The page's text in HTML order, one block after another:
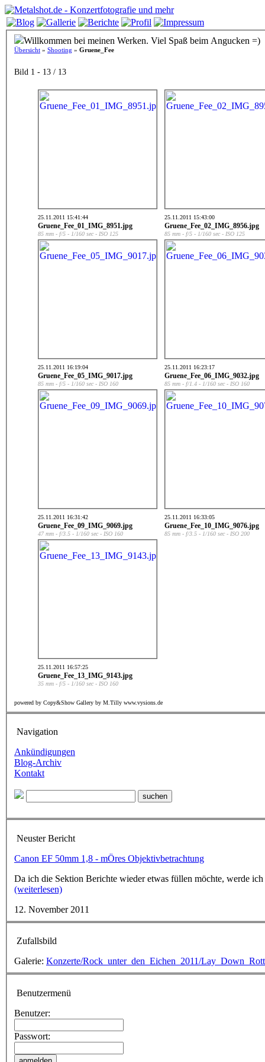
Willkommen bei meinen Werken. Viel Spaß beim Angucken =)
Übersicht » Shooting » Gruene_Fee
Bild 1 - 13 / 13
25.11.2011 15:41:44
Gruene_Fee_01_IMG_8951.jpg
85 mm - f/5 - 1/160 sec - ISO 125
25.11.2011 15:43:00
Gruene_Fee_02_IMG_8956.jpg
85 mm - f/5 - 1/160 sec - ISO 125
25.11.2011 16:19:04
Gruene_Fee_05_IMG_9017.jpg
85 mm - f/5 - 1/160 sec - ISO 160
25.11.2011 16:23:17
Gruene_Fee_06_IMG_9032.jpg
85 mm - f/1.4 - 1/160 sec - ISO 160
25.11.2011 16:31:42
Gruene_Fee_09_IMG_9069.jpg
47 mm - f/3.5 - 1/160 sec - ISO 160
25.11.2011 16:33:05
Gruene_Fee_10_IMG_9076.jpg
85 mm - f/3.5 - 1/160 sec - ISO 200
25.11.2011 16:57:25
Gruene_Fee_13_IMG_9143.jpg
35 mm - f/5 - 1/160 sec - ISO 160
powered by Copy&Show Gallery by M.Tilly www.vysions.de
Navigation
Ankündigungen
Blog-Archiv
Kontakt
Neuster Bericht
Canon EF 50mm 1,8 - mÖres Objektivbetrachtung
Da ich die Sektion Berichte wieder etwas füllen möchte, werde
(weiterlesen)
12. November 2011
Zufallsbild
Galerie: Konzerte/Rock_unter_den_Eichen_2011/
Benutzermenü
Benutzer:
Passwort: